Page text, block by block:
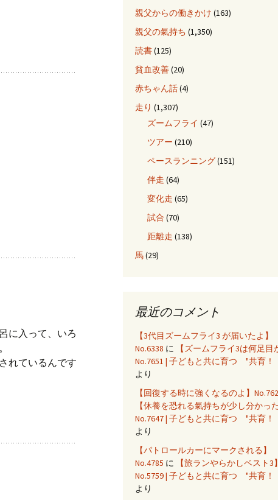
に入って、いろ
れているんです
親父からの働きかけ (163)
親父の氣持ち (1,350)
読書(125)
貧血改善(20)
赤ちゃん話(4)
走り (1,307)
ズームフライ (47)
ツアー (210)
ペースランニング(151)
伴走 (64)
変化走 (65)
試合 (70)
距離走 (138)
馬(29)
最近のコメント
【3代目ズームフライ3 が届いたよ】
No.6338 に
【ズームフライ3は何足目
No.7651 | 子どもと共に育つ "共育！
より
【回復する時に強くなるのよ】
【休養を恐れる氣持ちが少し分かった
No.7647 | 子どもと共に育つ "共育！
より
【パトロールカーにマークされる】
No.4785 に
【旅ランやらかしベスト
No.5759 | 子どもと共に育つ "共育！
より